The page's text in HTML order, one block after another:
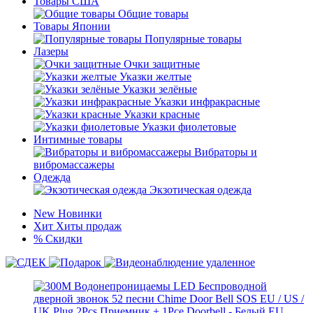
Общие товары
Товары Японии
Популярные товары
Лазеры
Очки защитные
Указки желтые
Указки зелёные
Указки инфракрасные
Указки красные
Указки фиолетовые
Интимные товары
Вибраторы и
вибромассажеры
Одежда
Экзотическая одежда
New Новинки
Хит Хиты продаж
% Скидки